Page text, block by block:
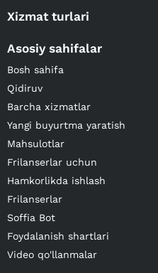
Xizmat turlari
Asosiy sahifalar
Bosh sahifa
Qidiruv
Barcha xizmatlar
Yangi buyurtma yaratish
Mahsulotlar
Frilanserlar uchun
Hamkorlikda ishlash
Frilanserlar
Soffia Bot
Foydalanish shartlari
Video qo'llanmalar